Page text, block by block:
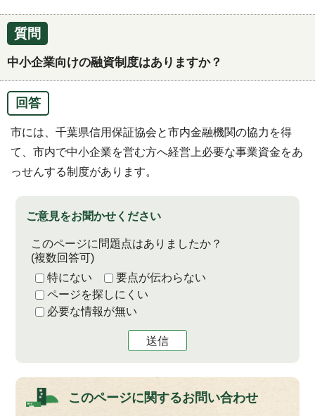
質問
中小企業向けの融資制度はありますか？
回答
市には、千葉県信用保証協会と市内金融機関の協力を得
て、市内で中小企業を営む方へ経営上必要な事業資金をあ
っせんする制度があります。
ご意見をお聞かせください
このページに問題点はありましたか？
(複数回答可)
特にない
要点が伝わらない
ページを探しにくい
必要な情報が無い
送信
このページに関するお問い合わせ